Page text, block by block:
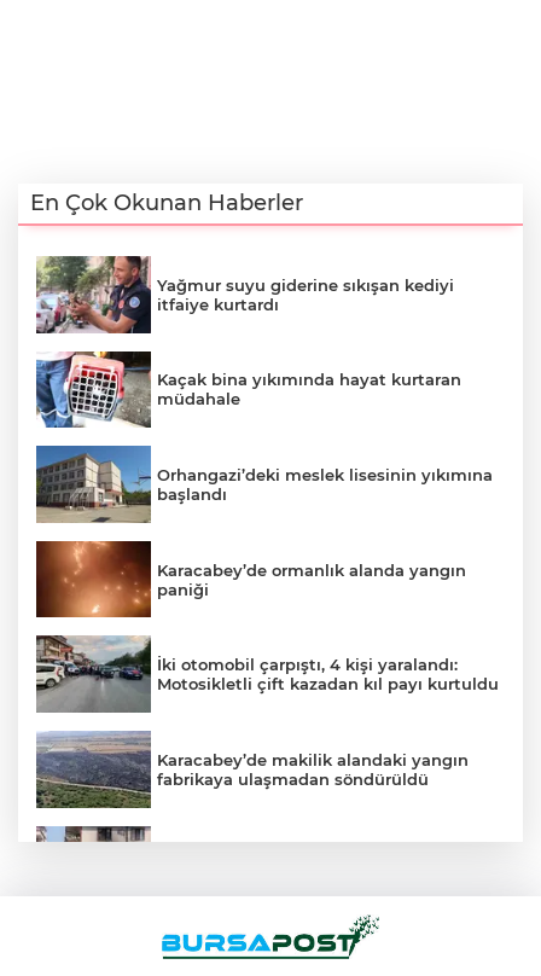
En Çok Okunan Haberler
Yağmur suyu giderine sıkışan kediyi
itfaiye kurtardı
Kaçak bina yıkımında hayat kurtaran
müdahale
Orhangazi’deki meslek lisesinin yıkımına
başlandı
Karacabey’de ormanlık alanda yangın
paniği
İki otomobil çarpıştı, 4 kişi yaralandı:
Motosikletli çift kazadan kıl payı kurtuldu
Karacabey’de makilik alandaki yangın
fabrikaya ulaşmadan söndürüldü
Mustafa Keser’den müzik ve kahkaha